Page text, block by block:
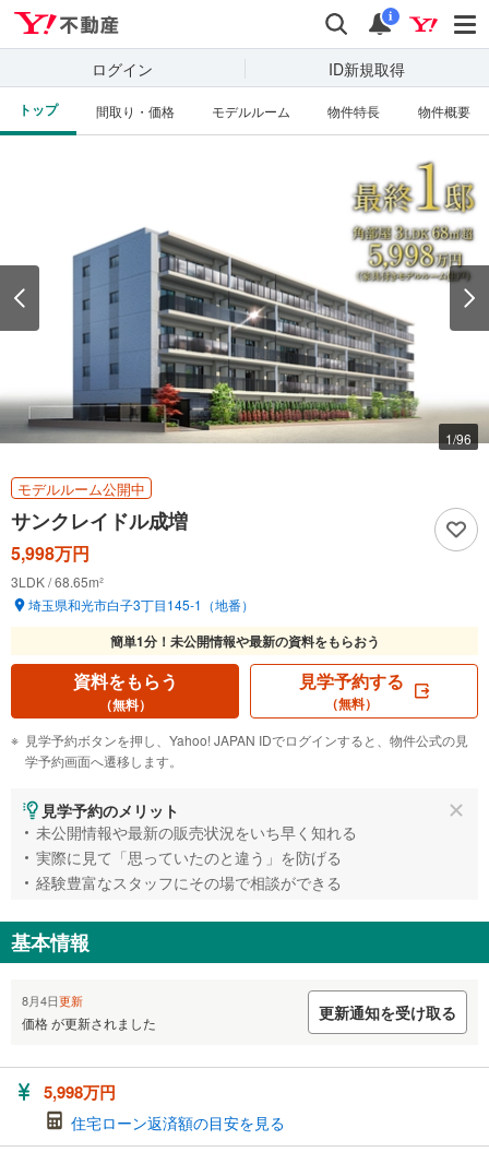
検索 通知
i
ログイン ID新規取得
トップ 間取り・価格 モデルルーム 物件特長 物件概要
資料をもらう
見学予約する
（無料）
周辺の物件を見る
1/96
モデルルーム公開中
サンクレイドル成増
5,998万円
3LDK / 68.65m²
埼玉県和光市白子3丁目145-1（地番）
簡単1分！ 未公開情報や最新の資料をもらおう
資料をもらう
（無料）
見学予約する
（無料）
見学予約ボタンを押し、Yahoo! JAPAN IDでログインすると、物件公式の見
学予約画面へ遷移します。
見学予約のメリット
未公開情報や最新の販売状況をいち早く知れる
実際に見て「思っていたのと違う」を防げる
経験豊富なスタッフにその場で相談ができる
基本情報
8月4日更新
価格 が更新されました 更新通知を受け取る
5,998万円
住宅ローン返済額の目安を見る